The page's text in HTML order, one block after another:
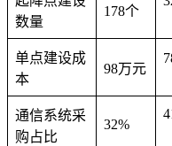
数量
178个
单点建设成
本
98万元
通信系统采
购占比
32%